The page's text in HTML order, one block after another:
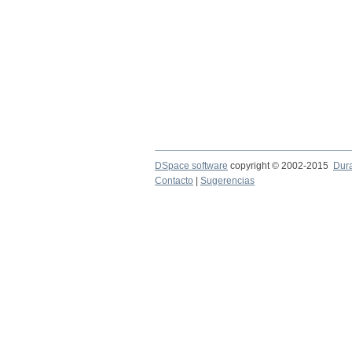
DSpace software copyright © 2002-2015
Contacto
Sugerencias